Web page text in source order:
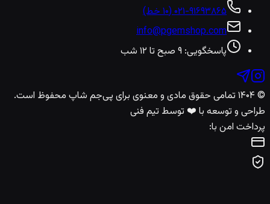
۰۲۱-۹۱۶۹۳۸۶۵ (۱۰ خط)
info@pgemshop.com
پاسخگویی: ۹ صبح تا ۱۲ شب
© ۱۴۰۴ تمامی حقوق مادی و معنوی برای پی‌جم شاپ محفوظ است.
طراحی و توسعه با ❤️ توسط تیم فنی
پرداخت امن با: